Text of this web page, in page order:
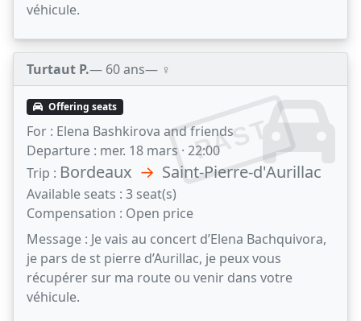
véhicule.
Turtaut P.— 60 ans— ♀️
PAST
Offering seats
For : Elena Bashkirova and friends
Departure : mer. 18 mars · 22:00
Trip : Bordeaux → Saint-Pierre-d'Aurillac
Available seats : 3 seat(s)
Compensation : Open price
Message : Je vais au concert d’Elena Bachquivora,
je pars de st pierre d’Aurillac, je peux vous
récupérer sur ma route ou venir dans votre
véhicule.